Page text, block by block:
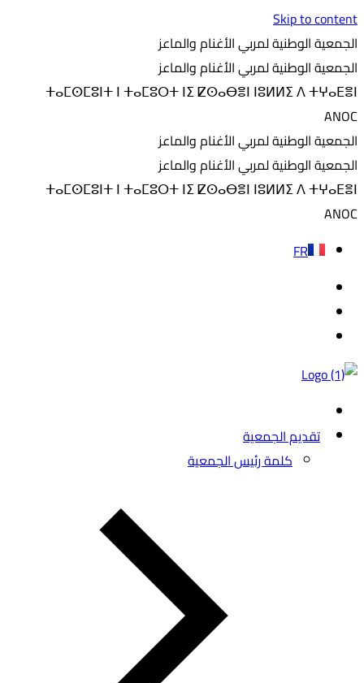
Skip to content
الجمعية الوطنية لمربي الأغنام والماعز
الجمعية الوطنية لمربي الأغنام والماعز
ⵜⴰⵎⵙⵎⵓⵏⵜ ⵏ ⵜⴰⵎⵓⵔⵜ ⵏⵉ ⵇⵙⴰⴱⴻⵏ ⵏⵓⵍⵍⵉ ⴷ ⵜⵖⴰⴹⴻⵏ
ANOC
الجمعية الوطنية لمربي الأغنام والماعز
الجمعية الوطنية لمربي الأغنام والماعز
ⵜⴰⵎⵙⵎⵓⵏⵜ ⵏ ⵜⴰⵎⵓⵔⵜ ⵏⵉ ⵇⵙⴰⴱⴻⵏ ⵏⵓⵍⵍⵉ ⴷ ⵜⵖⴰⴹⴻⵏ
ANOC
FR
تقديم الجمعية
كلمة رئيس الجمعية